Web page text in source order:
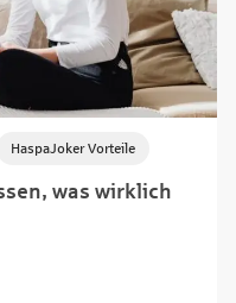
was wirklich
HaspaJoker Vorteile